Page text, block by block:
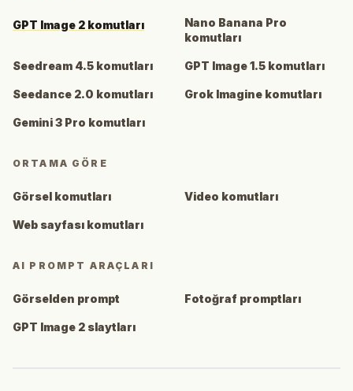
GPT Image 2 komutları
Nano Banana Pro
komutları
Seedream 4.5 komutları GPT Image 1.5 komutları
Seedance 2.0 komutları Grok Imagine komutları
Gemini 3 Pro komutları
ORTAMA GÖRE
Görsel komutları Video komutları
Web sayfası komutları
AI PROMPT ARAÇLARI
Görselden prompt Fotoğraf promptları
GPT Image 2 slaytları